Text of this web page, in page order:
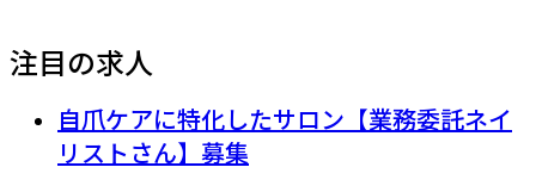
注目の求人
自爪ケアに特化したサロン【業務委託ネイ
リストさん】募集